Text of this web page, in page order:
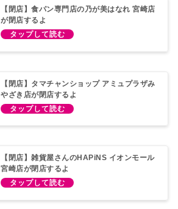
【閉店】食パン専門店の乃が美はなれ 宮崎店
が閉店するよ
【閉店】タマチャンショップ アミュプラザみ
やざき店が閉店するよ
【閉店】雑貨屋さんのHAPiNS イオンモール
宮崎店が閉店するよ